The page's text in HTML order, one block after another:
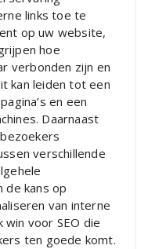
links toe te
op uw website,
hoe
verbonden zijn en
kan leiden tot een
en een
Daarnaast
verschillende
de kans op
van interne
win voor SEO die
ten goede komt.